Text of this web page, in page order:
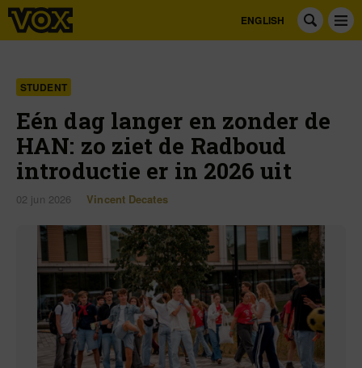
ENGLISH
STUDENT
Eén dag langer en zonder de
HAN: zo ziet de Radboud
introductie er in 2026 uit
02 jun 2026 Vincent Decates